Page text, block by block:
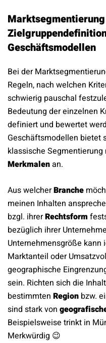
Geschäftsmodellen
Bei der
Regeln, nach welchen
schwierig pauschal
Bedeutung der einzelnen
definiert und bewertet
Geschäftsmodellen bietet
klassische Segmentierung
Merkmalenan.
Aus welcherBranche
meinen Inhalten
bzgl. ihrerRechtsform
bezüglich ihrer
Unternehmensgröße kann
Marktanteil oder
geographische
sein. Richten sich die
bestimmten Region bzw.
sind stark von
Beispielsweise trinkt in
Merkwürdig 😉